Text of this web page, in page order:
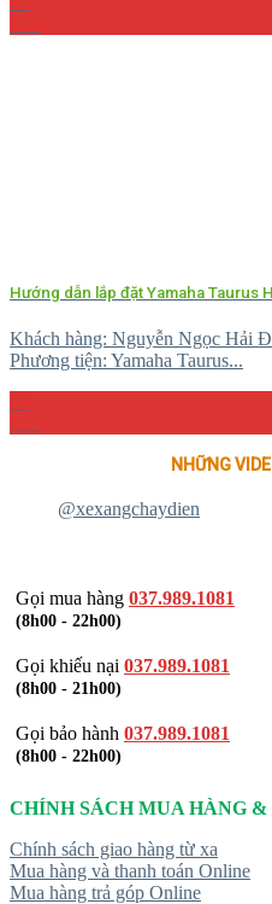
Hướng dẫn lắp đặt Yamaha Taurus
Khách hàng: Nguyễn Ngọc Hải
Phương tiện: Yamaha Taurus...
NHỮNG
@xexangchaydien
Gọi mua hàng 037.989.1081
(8h00 - 22h00)
Gọi khiếu nại 037.989.1081
(8h00 - 21h00)
Gọi bảo hành 037.989.1081
(8h00 - 22h00)
CHÍNH SÁCH MUA HÀNG
Chính sách giao hàng từ xa
Mua hàng và thanh toán Online
Mua hàng trả góp Online